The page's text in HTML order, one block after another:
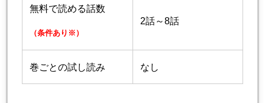
無料で読める話数
（条件あり※）
2話～8話
巻ごとの試し読み なし